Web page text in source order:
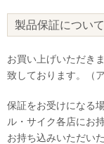
製品保証について
お買い上げいただき
致しております。（
保証をお受けになる
ル・サイク各店にお
お持ち込みいただい